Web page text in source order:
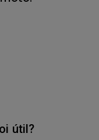
útil?